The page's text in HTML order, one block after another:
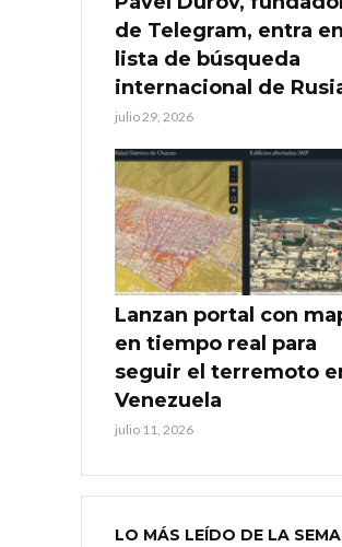
de Telegram, entra
lista de búsqueda
internacional de
julio 29, 2026
Lanzan portal con
en tiempo real para
seguir el terremoto
Venezuela
julio 11, 2026
LO MÁS LEÍDO DE LA